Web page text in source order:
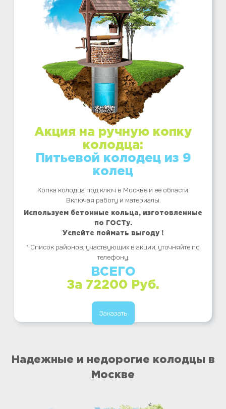
Акция на ручную копку
колодца:
Питьевой колодец из 9
колец
Копка колодца под ключ в Москве и её области.
Включая работу и материалы.
Используем бетонные кольца, изготовленные
по ГОСТу.
Успейте поймать выгоду !
* Список районов, участвующих в акции, уточняйте по
телефону.
ВСЕГО
За 72200 Руб.
Заказать
Надежные и недорогие колодцы в
Москве